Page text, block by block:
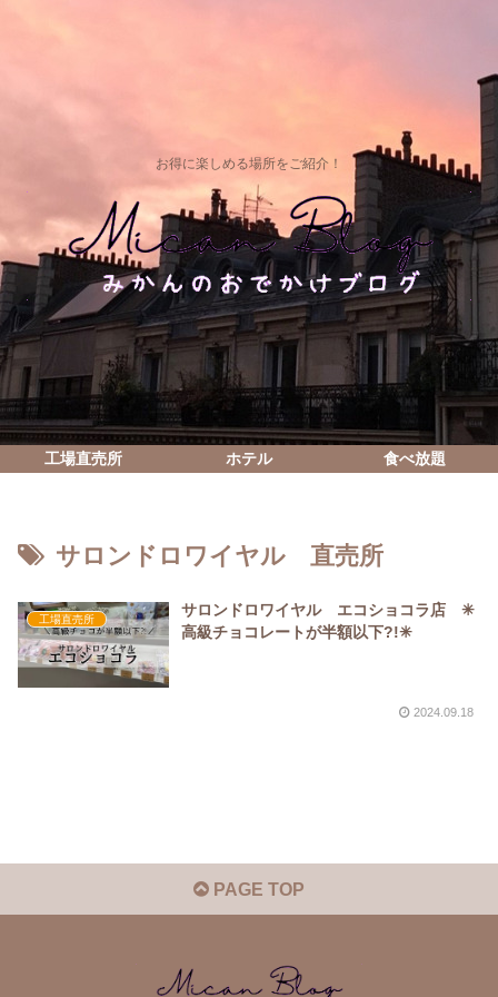
お得に楽しめる場所をご紹介！
工場直売所 ホテル 食べ放題
サロンドロワイヤル 直売所
工場直売所
サロンドロワイヤル エコショコラ店 ✳︎
高級チョコレートが半額以下?!✳︎
2024.09.18
PAGE TOP